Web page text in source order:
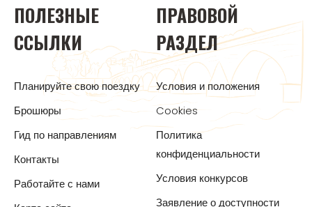
ПОЛЕЗНЫЕ
ССЫЛКИ
Планируйте свою поездку
Брошюры
Гид по направлениям
Контакты
Работайте с нами
ПРАВОВОЙ
РАЗДЕЛ
Условия и положения
Cookies
Политика
конфиденциальности
Условия конкурсов
Заявление о доступности